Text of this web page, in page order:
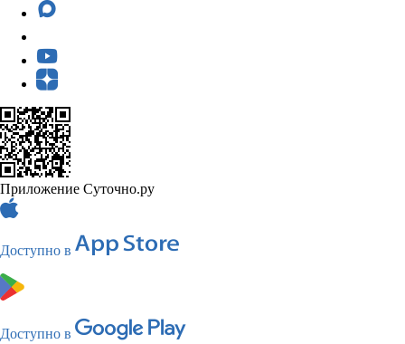
Приложение Суточно.ру
Доступно в
Доступно в